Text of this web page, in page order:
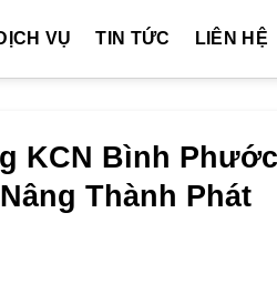
VỤ TIN TỨC LIÊN HỆ
KCN Bình
Thành Phát